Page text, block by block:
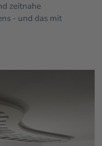
zeitnahe
- und das mit